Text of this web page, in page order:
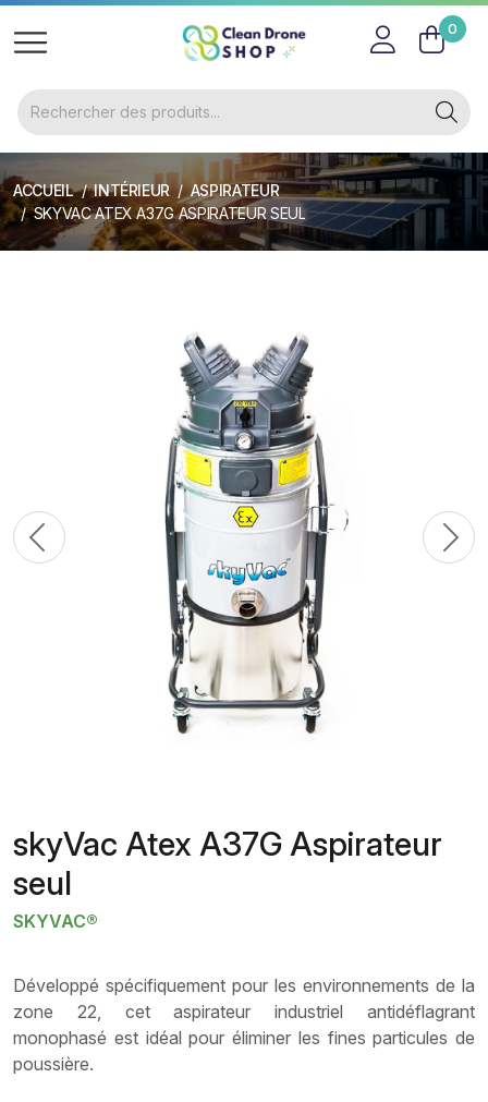
0
ACCUEIL INTÉRIEUR
ASPIRATEUR
SKYVAC ATEX A37G ASPIRATEUR SEUL
Previous
skyVac Atex A37G Aspirateur
seul
SKYVAC®
Développé spécifiquement pour les environnements de la
zone 22, cet aspirateur industriel antidéflagrant
monophasé est idéal pour éliminer les fines particules de
poussière.